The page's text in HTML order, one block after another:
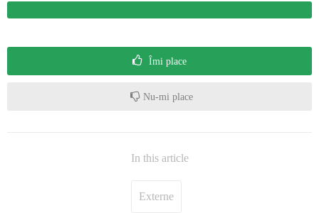
Îmi place
Nu-mi place
In this article
Externe